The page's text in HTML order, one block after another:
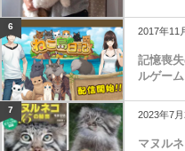
6 2017年11
記憶喪
ルゲー
7 2023年7月
マヌル